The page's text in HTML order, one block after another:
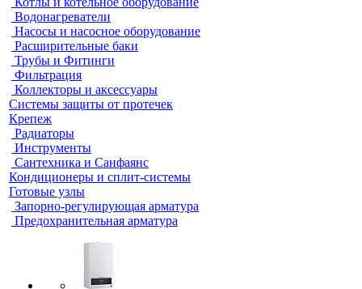
Водонагреватели
Насосы и насосное оборудование
Расширительные баки
Трубы и Фитинги
Фильтрация
Коллекторы и аксессуары
Системы защиты от протечек
Крепеж
Радиаторы
Инструменты
Сантехника и Санфаянс
Кондиционеры и сплит-системы
Готовые узлы
Запорно-регулирующая арматура
Предохранительная арматура